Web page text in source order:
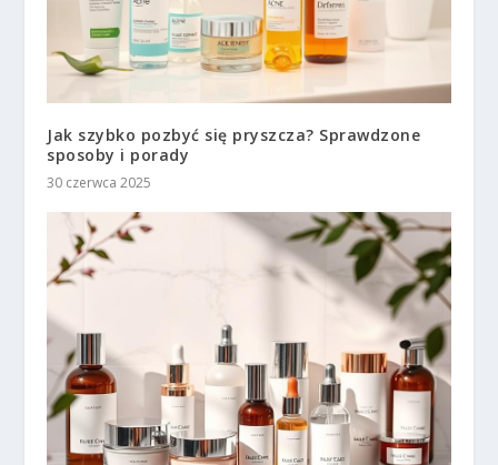
Jak szybko pozbyć się pryszcza? Sprawdzone
sposoby i porady
30 czerwca 2025